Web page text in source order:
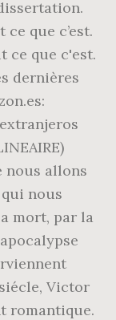
que c’est.
ce que c'est.
dernières
nous allons
nous
mort, par la
Victor
romantique.